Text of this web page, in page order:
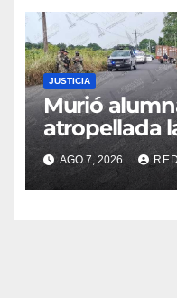
JUSTICIA
Murió
atropellada
AGO 7, 2026